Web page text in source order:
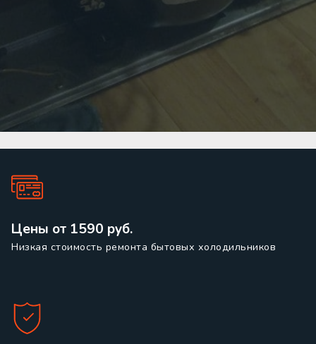
Цены от 1590 руб.
Низкая стоимость ремонта бытовых холодильников